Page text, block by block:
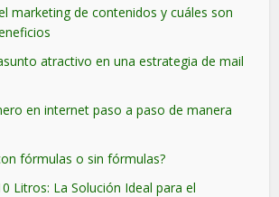
marketing de contenidos y cuáles son
atractivo en una estrategia de mail
en internet paso a paso de manera
fórmulas o sin fórmulas?
Litros: La Solución Ideal para el